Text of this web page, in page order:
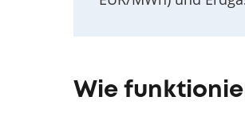
Wie